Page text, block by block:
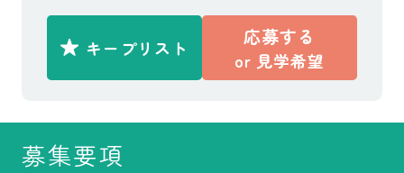
キープリスト 応募する
or 見学希望
募集要項